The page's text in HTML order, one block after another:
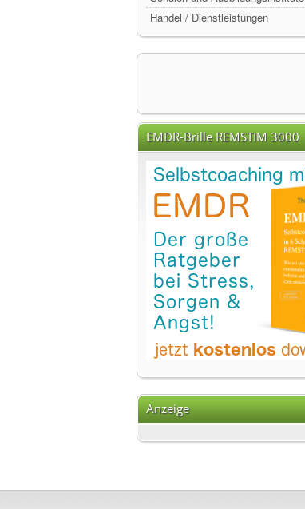
Handel / Dienstleistungen
EMDR-Brille REMSTIM 3000
Anzeige